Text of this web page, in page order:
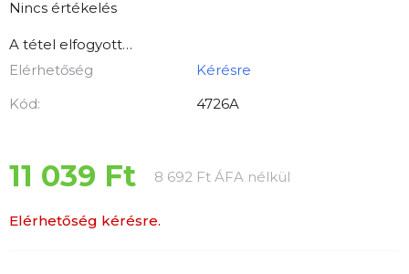
A
átlagos
értékelése
5-
csillag.
Nincs értékelés
A tétel elfogyott…
Elérhetőség
Kérésre
Kód:
4726A
11 039 Ft 8 692 Ft ÁFA nélkül
Elérhetőség kérésre.